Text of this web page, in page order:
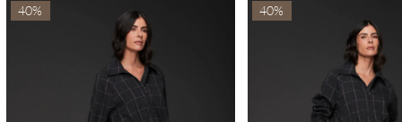
NUDE
40% 40%